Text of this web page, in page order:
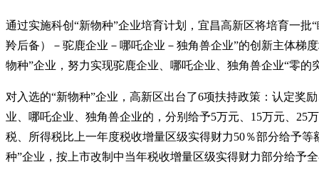
通过实施科创 “新物种”企业培育计划，宜昌高新区将培育一批
羚后备）－驼鹿企业－哪吒企业－独角兽企业”的创新主体梯
物种”企业，努力实现驼鹿企业、哪吒企业、独角兽企业“零的
对入选的“新物种”企业，高新区出台了6项扶持政策：认定奖
业、哪吒企业、独角兽企业的，分别给予5万元、15万元、25
税、所得税比上一年度税收增量区级实得财力50％部分给予
种”企业，按上市改制中当年税收增量区级实得财力部分给予